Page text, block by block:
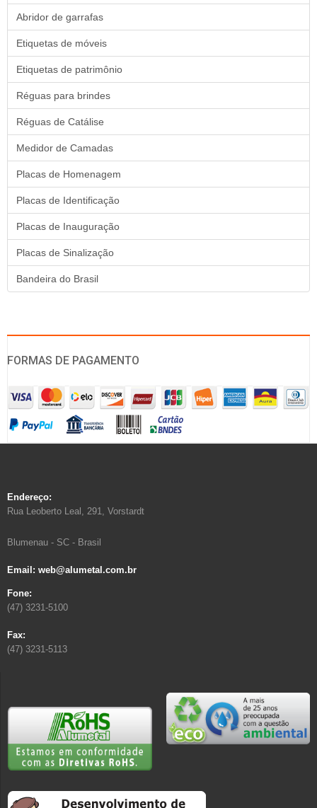
Abridor de garrafas
Etiquetas de móveis
Etiquetas de patrimônio
Réguas para brindes
Réguas de Catálise
Medidor de Camadas
Placas de Homenagem
Placas de Identificação
Placas de Inauguração
Placas de Sinalização
Bandeira do Brasil
FORMAS DE PAGAMENTO
Endereço:
Rua Leoberto Leal, 291, Vorstardt
Blumenau - SC - Brasil
Email: web@alumetal.com.br
Fone:
(47) 3231-5100
Fax:
(47) 3231-5113